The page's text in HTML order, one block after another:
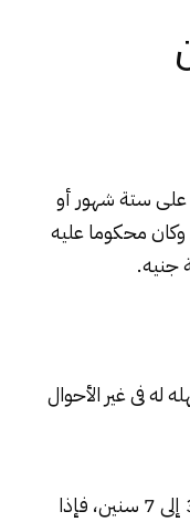
على ستة شهور أو
وكان محكوما عليه
جنيه.
له فى غير الأحوال
إذا كان المقبوض عليه محكوما عليه بالإعدام، تكون العقوبة الأشغال الشاقة أو السجن من 3 إلى 7 سنين، فإذا